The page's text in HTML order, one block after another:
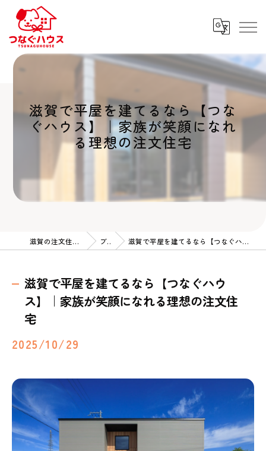
滋賀で平屋を建てるなら【つな
ぐハウス】｜家族が笑顔になれ
る理想の注文住宅
滋賀の注文住宅ならつなぐハウス ブログ 滋賀で平屋を建てるなら【つなぐハウス】｜家族が笑顔になれる理想の注文住宅
滋賀で平屋を建てるなら【つなぐハウ
ス】｜家族が笑顔になれる理想の注文住
宅
2025/10/29